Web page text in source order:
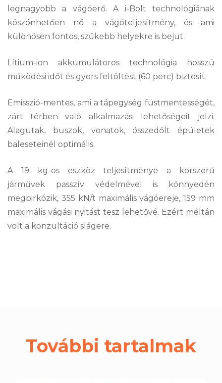
legnagyobb a vágóerő. A i-Bolt technológiának
köszönhetően nő a vágóteljesítmény, és ami
különösen fontos, szűkebb helyekre is bejut.
Lítium-ion akkumulátoros technológia hosszú
működési időt és gyors feltöltést (60 perc) biztosít.
Emisszió-mentes, ami a tápegység füstmentességét,
zárt térben való alkalmazási lehetőségeit jelzi.
Alagutak, buszok, vonatok, összedőlt épületek
baleseteinél optimális.
A 19 kg-os eszköz teljesítménye a korszerű
járművek passzív védelmével is könnyedén
megbirkózik, 355 kN/t maximális vágóereje, 159 mm
maximális vágási nyitást tesz lehetővé. Ezért méltán
volt a konzultáció slágere.
További tartalmak